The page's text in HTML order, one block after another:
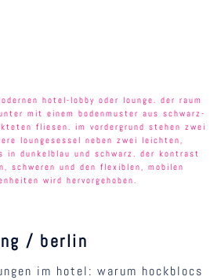
/ berlin
im hotel: warum hockblocs